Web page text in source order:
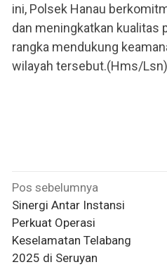
ini, Polsek Hanau
dan meningkatkan kualitas
rangka mendukung
wilayah tersebut.(Hms/Lsn)
Navigasi
pos
Pos sebelumnya
Sinergi Antar Instansi
Perkuat Operasi
Keselamatan Telabang
2025 di Seruyan